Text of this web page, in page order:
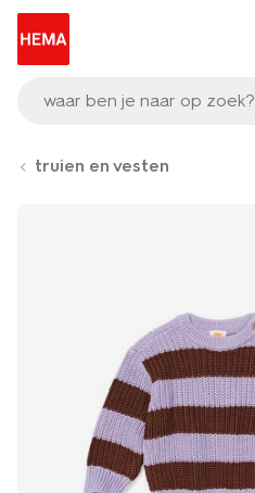
waar ben je naar op zoek?
truien en vesten